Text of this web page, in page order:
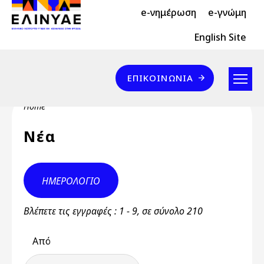
Skip to main content
Header Top 2 e-νημέρωση e-γνώμη
Header Top English Site
Επικοινωνία
ΕΠΙΚΟΙΝΩΝΊΑ
Breadcrumb
Home
Νέα
ΗΜΕΡΟΛΌΓΙΟ
Βλέπετε τις εγγραφές : 1 - 9, σε σύνολο 210
Από